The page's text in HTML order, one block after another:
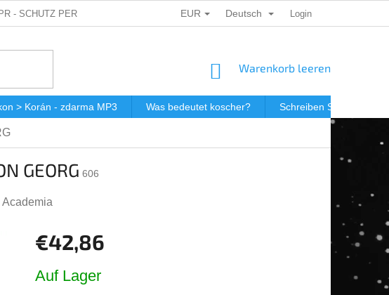
- SCHUTZ PERSONENBEZOGENER DATEN DÁRKOVÉ KUPONY
EUR Deutsch Login
WARENKORB
Warenkorb leeren
> Korán - zdarma MP3 Was bedeutet koscher? Schreiben Sie uns
GEORG 606
Academia
€42,86
Auf Lager